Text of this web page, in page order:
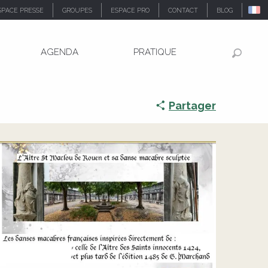
PRESSE GROUPES ESPACE PRO CONTACT BLOG
AGENDA PRATIQUE
Partager